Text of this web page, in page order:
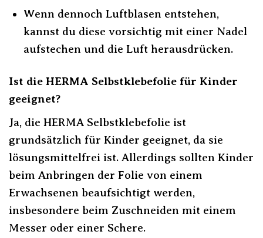
Wenn dennoch Luftblasen entstehen,
kannst du diese vorsichtig mit einer Nadel
aufstechen und die Luft herausdrücken.
Ist die HERMA Selbstklebefolie für Kinder
geeignet?
Ja, die HERMA Selbstklebefolie ist
grundsätzlich für Kinder geeignet, da sie
lösungsmittelfrei ist. Allerdings sollten Kinder
beim Anbringen der Folie von einem
Erwachsenen beaufsichtigt werden,
insbesondere beim Zuschneiden mit einem
Messer oder einer Schere.